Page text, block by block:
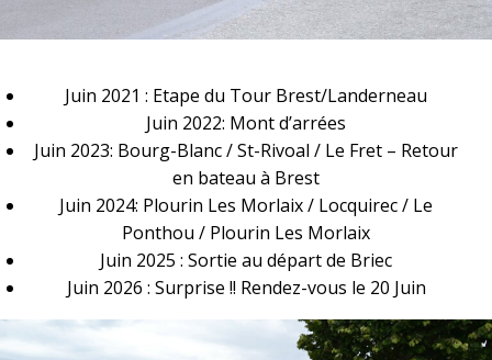
Juin 2021 : Etape du Tour Brest/Landerneau
Juin 2022: Mont d’arrées
Juin 2023: Bourg-Blanc / St-Rivoal / Le Fret – Retour
en bateau à Brest
Juin 2024: Plourin Les Morlaix / Locquirec / Le
Ponthou / Plourin Les Morlaix
Juin 2025 : Sortie au départ de Briec
Juin 2026 : Surprise !! Rendez-vous le 20 Juin